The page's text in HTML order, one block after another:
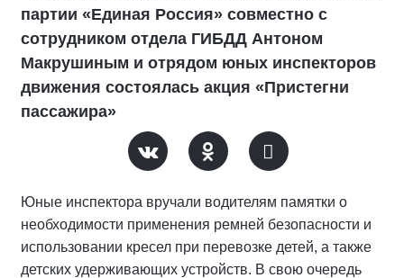
партии «Единая Россия» совместно с
сотрудником отдела ГИБДД Антоном
Макрушиным и отрядом юных инспекторов
движения состоялась акция «Пристегни
пассажира»
Юные инспектора вручали водителям памятки о
необходимости применения ремней безопасности и
использовании кресел при перевозке детей, а также
детских удерживающих устройств. В свою очередь